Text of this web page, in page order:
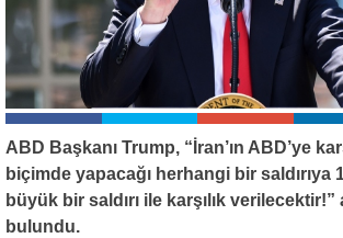
ABD Başkanı Trump, “İran’ın ABD’ye
biçimde yapacağı herhangi bir saldırıya
büyük bir saldırı ile karşılık verilecektir!”
bulundu.